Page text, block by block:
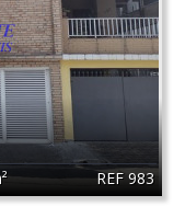
REF 983